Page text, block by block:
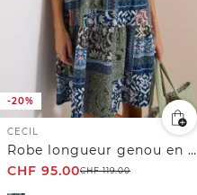
-20%
CECIL
Robe longueur genou en qualité seersucker
CHF 95.00CHF119.00